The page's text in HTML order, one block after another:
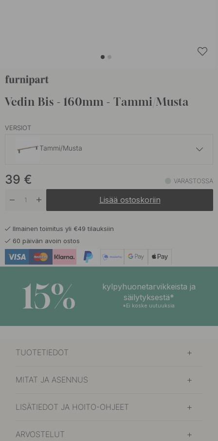
Vedin Bis - 160mm - Tammi/Musta
VERSIOT
Tammi/Musta
Varastossa
39 € VARASTOSSA
Lisää ostoskoriin
Ilmainen toimitus yli €49 tilauksiin
60 päivän avoin ostos
15%
kylpyhuonetarvikkeista ja
säilytyksestä*
*Ei koske uutuuksia
TUOTETIEDOT
MITAT JA ASENNUS
LISÄTIEDOT JA HOITO-OHJEET
ARVOSTELUT